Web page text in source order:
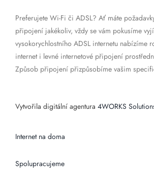
Preferujete Wi-Fi či ADSL? Ať máte
připojení jakékoliv, vždy se vám pokusíme
vysokorychlostního ADSL internetu nabízíme
internet i levné internetové připojení
Způsob připojení přizpůsobíme vašim
Vytvořila digitální agentura 4WORKS
Internet na doma
Spolupracujeme